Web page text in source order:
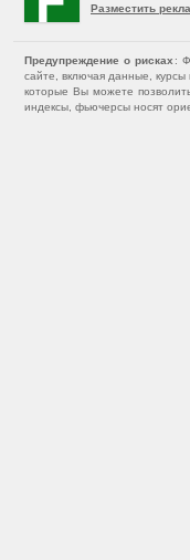
Разместить
Предупреждение о рисках :
сайте, включая данные,
которые Вы можете
индексы, фьючерсы носят